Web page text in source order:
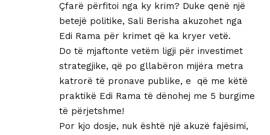
Çfarë përfitoi nga ky krim? Duke qenë një
betejë politike, Sali Berisha akuzohet nga
Edi Rama për krimet që ka kryer vetë.
Do të mjaftonte vetëm ligji për investimet
strategjike, që po gllabëron mijëra metra
katrorë të pronave publike, e që me këtë
praktikë Edi Rama të dënohej me 5 burgime
të përjetshme!
Por kjo dosje, nuk është një akuzë fajësimi,